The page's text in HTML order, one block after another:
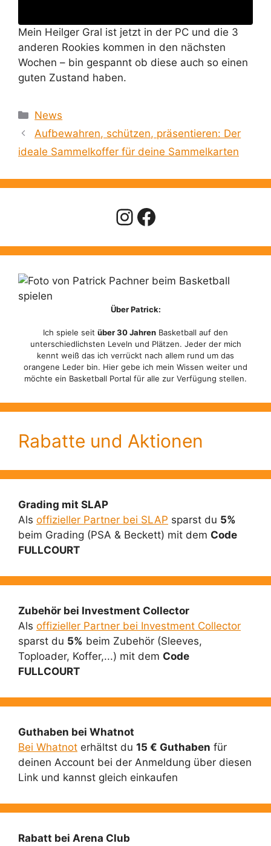
Mein Heilger Gral ist jetzt in der PC und die 3
anderen Rookies kommen in den nächsten
Wochen – bin gespannt ob diese auch so einen
guten Zustand haben.
Kategorien
News
Aufbewahren, schützen, präsentieren: Der
ideale Sammelkoffer für deine Sammelkarten
Instagram
Facebook
Über Patrick:
Ich spiele seit über 30 Jahren Basketball auf den
unterschiedlichsten Leveln und Plätzen. Jeder der mich
kennt weiß das ich verrückt nach allem rund um das
orangene Leder bin. Hier gebe ich mein Wissen weiter und
möchte ein Basketball Portal für alle zur Verfügung stellen.
Rabatte und Aktionen
Grading mit SLAP
Als offizieller Partner bei SLAP sparst du 5%
beim Grading (PSA & Beckett) mit dem Code
FULLCOURT
Zubehör bei Investment Collector
Als offizieller Partner bei Investment Collector
sparst du 5% beim Zubehör (Sleeves,
Toploader, Koffer,...) mit dem Code
FULLCOURT
Guthaben bei Whatnot
Bei Whatnot erhältst du 15 € Guthaben für
deinen Account bei der Anmeldung über diesen
Link und kannst gleich einkaufen
Rabatt bei Arena Club